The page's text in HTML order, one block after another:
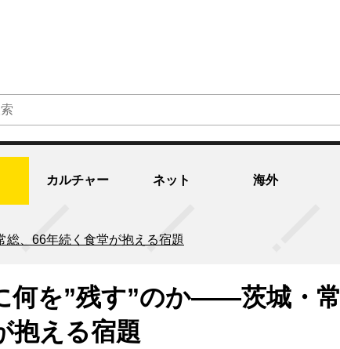
カルチャー ネット 海外
、66年続く食堂が抱える宿題
何を”残す”のか――茨城・常
抱える宿題